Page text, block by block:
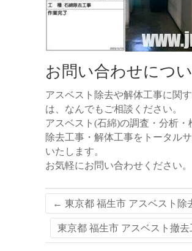
お問い合わせにつ
アスベスト除去や解体工事に関
は、なんでもご相談ください。
アスベスト(石綿)の調査・分析・
除去工事・解体工事をトータル
いたします。
お気軽にお問い合わせください。
← 東京都 福生市 アスベスト除
東京都 福生市 アスベスト撤去